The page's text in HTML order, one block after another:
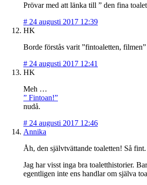
Prövar med att länka till ” den fina
# 24 augusti 2017 12:39
HK
Borde förstås varit ”fintoaletten, filmen”
# 24 augusti 2017 12:41
HK
Meh …
” Fintoan!”
nudå.
# 24 augusti 2017 12:46
Annika
Åh, den självtvättande toaletten! Så fint.
Jag har visst inga bra toaletthistorier.
egentligen inte ens handlar om själva